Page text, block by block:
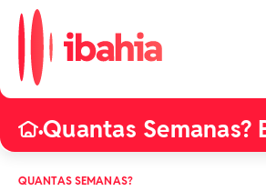
•Quantas Semanas?
QUANTAS SEMANAS?